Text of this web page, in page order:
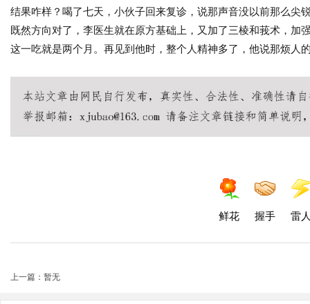
结果咋样？喝了七天，小伙子回来复诊，说那声音没以前那么尖
既然方向对了，李医生就在原方基础上，又加了三棱和莪术，加
这一吃就是两个月。再见到他时，整个人精神多了，他说那烦人
鲜花 握手 雷
上一篇：暂无